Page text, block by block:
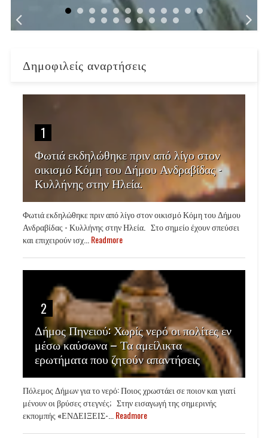
Δημοφιλείς αναρτήσεις
1
Φωτιά εκδηλώθηκε πριν από λίγο στον
οικισμό Κόμη του Δήμου Ανδραβίδας -
Κυλλήνης στην Ηλεία.
Φωτιά εκδηλώθηκε πριν από λίγο στον οικισμό Κόμη του Δήμου
Ανδραβίδας - Κυλλήνης στην Ηλεία. Στο σημείο έχουν σπεύσει
και επιχειρούν ισχ...Readmore
2
Δήμος Πηνειού: Χωρίς νερό οι πολίτες εν
μέσω καύσωνα – Τα αμείλικτα
ερωτήματα που ζητούν απαντήσεις
Πόλεμος Δήμων για το νερό: Ποιος χρωστάει σε ποιον και γιατί
μένουν οι βρύσες στεγνές; Στην εισαγωγή της σημερινής
εκπομπής «ΕΝΔΕΙΞΕΙΣ-...Readmore